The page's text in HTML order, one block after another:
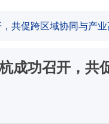
共促跨区域协同与产
成功召开，共